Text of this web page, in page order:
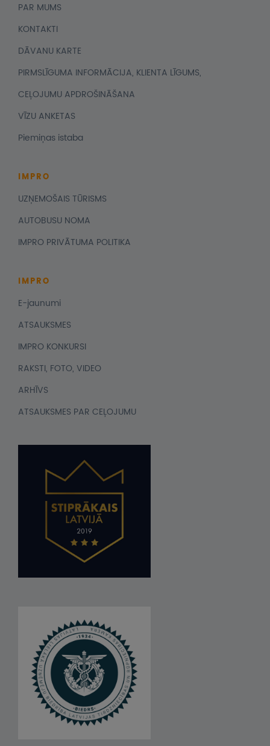
PAR MUMS
KONTAKTI
DĀVANU KARTE
PIRMSLĪGUMA INFORMĀCIJA, KLIENTA LĪGUMS,
CEĻOJUMU APDROŠINĀŠANA
VĪZU ANKETAS
Piemiņas istaba
IMPRO
UZŅEMOŠAIS TŪRISMS
AUTOBUSU NOMA
IMPRO PRIVĀTUMA POLITIKA
IMPRO
E-jaunumi
ATSAUKSMES
IMPRO KONKURSI
RAKSTI, FOTO, VIDEO
ARHĪVS
ATSAUKSMES PAR CEĻOJUMU